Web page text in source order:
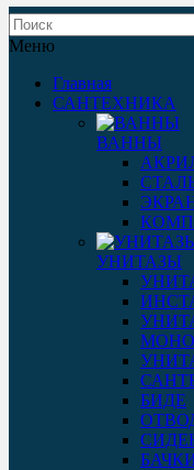
Меню
Главная
САНТЕХНИКА
ВАННЫ
УНИТАЗЫ
БИДЕ